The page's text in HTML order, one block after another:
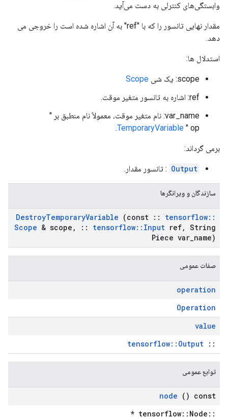
وابستگی‌های کنترلی به دست می‌آید.
مقدار نهایی تانسور را که با "ref" به آن اشاره شده است را خروجی می
دهد.
استدلال ها:
scope: یک شی
Scope
ref: اشاره به تانسور متغیر موقت.
var_name: نام متغیر موقت، معمولاً نام منطبق بر "
TemporaryVariable " op.
برمی گرداند:
Output : تانسور مقدار.
سازندگان و ویرانگرها
DestroyTemporaryVariable (const :: tensorflow::
Scope & scope , :: tensorflow:: Input ref, String
Piece var name)
صفات عمومی
operation
Operation
value
::
tensorflow::Output
توابع عمومی
node () const
::tensorflow::Node *